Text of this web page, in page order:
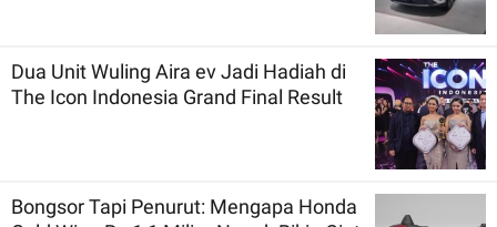
Dua Unit Wuling Aira ev Jadi Hadiah di
The Icon Indonesia Grand Final Result
Bongsor Tapi Penurut: Mengapa Honda